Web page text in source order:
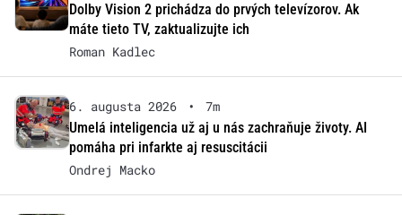
Dolby Vision 2 prichádza do prvých televízorov. Ak
máte tieto TV, zaktualizujte ich
Roman Kadlec
6. augusta 2026 •
7m
Umelá inteligencia už aj u nás zachraňuje životy. AI
pomáha pri infarkte aj resuscitácii
Ondrej Macko